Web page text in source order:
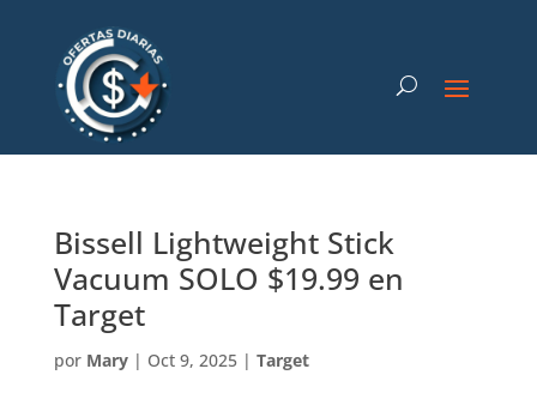
Bissell Lightweight Stick
Vacuum SOLO $19.99 en
Target
por Mary| Oct 9, 2025| Target